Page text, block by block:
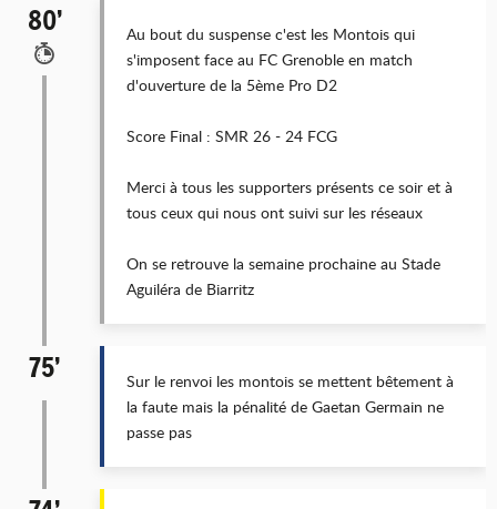
80’
Au bout du suspense c'est les Montois qui
s'imposent face au FC Grenoble en match
d'ouverture de la 5ème Pro D2
Score Final : SMR 26 - 24 FCG
Merci à tous les supporters présents ce soir et à
tous ceux qui nous ont suivi sur les réseaux
On se retrouve la semaine prochaine au Stade
Aguiléra de Biarritz
75’
Sur le renvoi les montois se mettent bêtement à
la faute mais la pénalité de Gaetan Germain ne
passe pas